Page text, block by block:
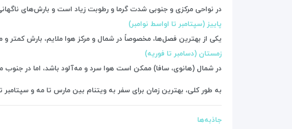
در نواحی مرکزی و جنوبی شدت گرما و رطوبت زیاد است و بارش‌های
پاییز (سپتامبر تا اواسط نوامبر)
یکی از بهترین فصل‌ها، مخصوصاً در شمال و مرکز هوا ملایم، بارش کمتر و
زمستان (دسامبر تا فوریه)
در شمال (هانوی، سافا) ممکن است هوا سرد و مه‌آلود باشد، اما در جنوب
به طور کلی، بهترین زمان برای سفر به ویتنام بین مارس تا مه و
جاذبه‌ها